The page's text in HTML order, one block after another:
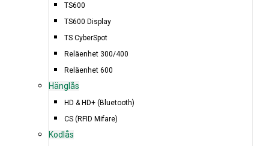
TS600
TS600 Display
TS CyberSpot
Reläenhet 300/400
Reläenhet 600
Hänglås
HD & HD+ (Bluetooth)
CS (RFID Mifare)
Kodlås